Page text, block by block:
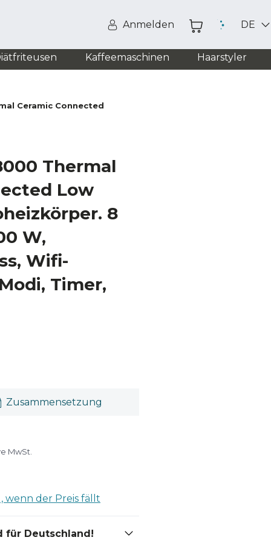
Anmelden DE
Kaffeemaschinen Haarstyler
Ceramic Connected
Thermal
Low
8
W,
Wifi-
Timer,
Zusammensetzung
MwSt.
wenn der Preis fällt
für Deutschland!